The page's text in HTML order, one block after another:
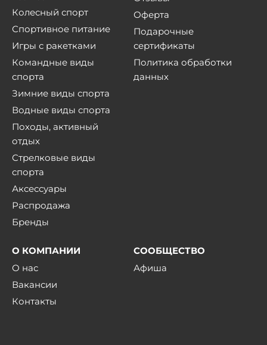
Колесный спорт
Спортивное питание
Игры с ракетками
Командные виды
спорта
Зимние виды спорта
Водные виды спорта
Походы, активный
отдых
Стрелковые виды
спорта
Аксессуары
Распродажа
Бренды
Оферта
Подарочные
сертификаты
Политика обработки
данных
О КОМПАНИИ
О нас
Вакансии
Контакты
СООБЩЕСТВО
Афиша